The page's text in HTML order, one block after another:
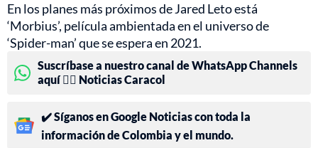
En los planes más próximos de Jared Leto está
‘Morbius’, película ambientada en el universo de
‘Spider-man’ que se espera en 2021.
Suscríbase a nuestro canal de WhatsApp Channels
aquí 👉🏻 Noticias Caracol
✔️ Síganos en Google Noticias con toda la
información de Colombia y el mundo.